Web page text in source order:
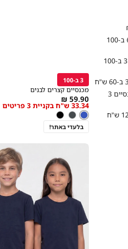
חולצות קצרות 6 ב-100
מכנסיים קצרים 3 ב-100
סווטשרטים ומכנסיים 3
Color
כחול
מידה
הוספה
לסל
3 ב-100
מכנסיים קצרים לבנים
As
low
as
59.90 ₪
33.34 ש"ח בקניית 3 פריטים
צבע
כחול
כחולפחםשחור
בלעדי באתר!